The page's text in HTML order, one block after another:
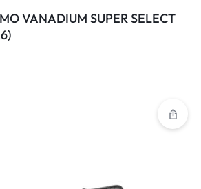
VANADIUM SUPER SELECT